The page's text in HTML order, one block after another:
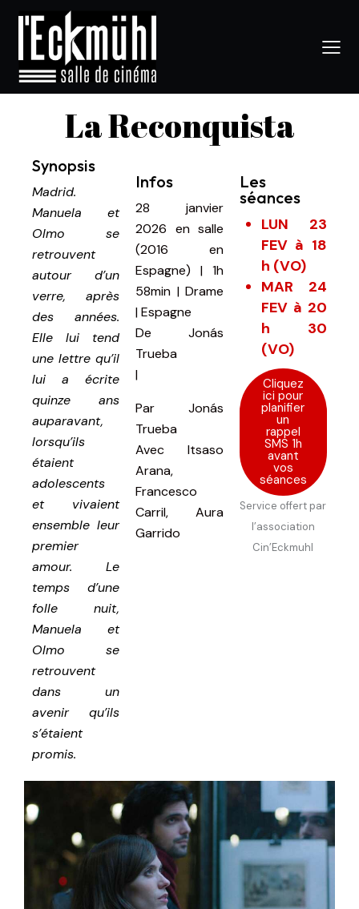
La Reconquista
Synopsis
Madrid.
Manuela et
Olmo se
retrouvent
autour d’un
verre, après
des années.
Elle lui tend
une lettre qu’il
lui a écrite
quinze ans
auparavant,
lorsqu’ils
étaient
adolescents
et vivaient
ensemble leur
premier
amour. Le
temps d’une
folle nuit,
Manuela et
Olmo se
retrouvent
dans un
avenir qu’ils
s’étaient
promis.
Infos
28 janvier
2026 en salle
(2016 en
Espagne)
| 1h
58min |Drame
| Espagne
De Jonás
Trueba
|
Par Jonás
Trueba
Avec Itsaso
Arana,
Francesco
Carril, Aura
Garrido
Les
séances
LUN 23
FEV à 18
h (VO)
MAR 24
FEV à 20
h 30
(VO)
Cliquez
ici pour
planifier
un
rappel
SMS 1h
avant
vos
séances
Service offert par
l’association
Cin’Eckmuhl